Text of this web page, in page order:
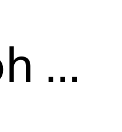
...